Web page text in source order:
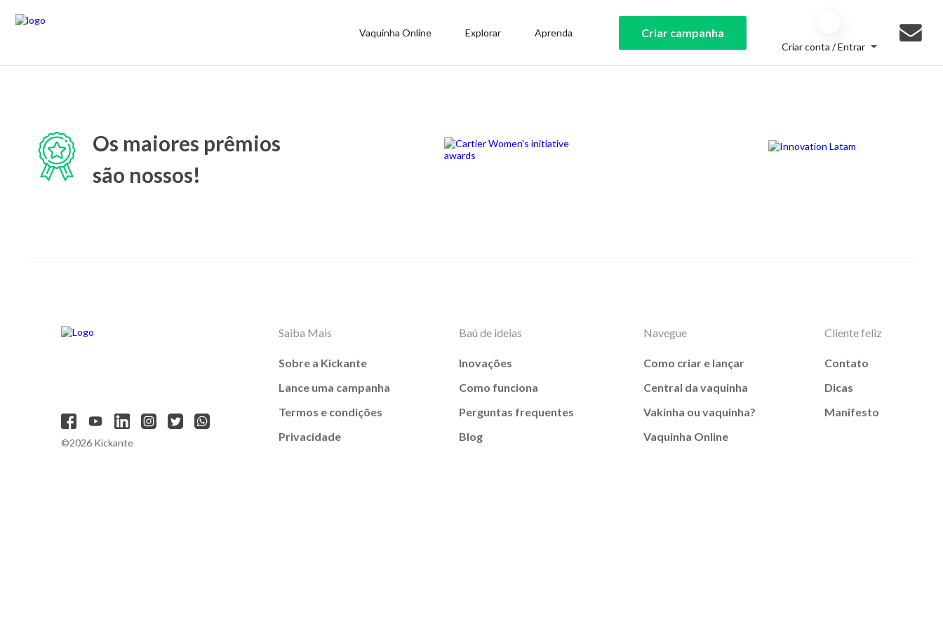
Vaquinha Online Explorar Aprenda Criar campanha
Criar conta / Entrar
Os maiores prêmios
são nossos!
©2026 Kickante
Saiba Mais
Sobre a Kickante
Lance uma campanha
Termos e condições
Privacidade
Baú de ideias
Inovações
Como funciona
Perguntas frequentes
Blog
Navegue
Como criar e lançar
Central da vaquinha
Vakinha ou vaquinha?
Vaquinha Online
Cliente feliz
Contato
Dicas
Manifesto